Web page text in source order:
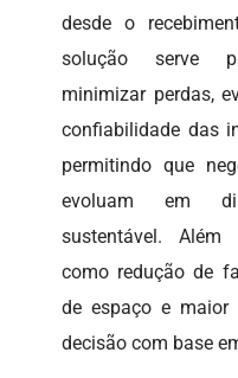
desde o
solução serve
minimizar perdas,
confiabilidade das
permitindo que
evoluam em
sustentável. Além
como redução de
de espaço e maior
decisão com base